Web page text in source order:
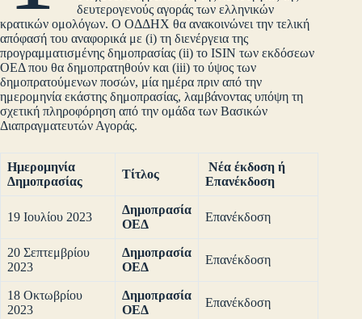
δευτερογενούς αγοράς των ελληνικών
κρατικών ομολόγων. Ο ΟΔΔΗΧ θα ανακοινώνει την τελική
απόφασή του αναφορικά με (i) τη διενέργεια της
προγραμματισμένης δημοπρασίας (ii) το ISIN των εκδόσεων
ΟΕΔ που θα δημοπρατηθούν και (iii) το ύψος των
δημοπρατούμενων ποσών, μία ημέρα πριν από την
ημερομηνία εκάστης δημοπρασίας, λαμβάνοντας υπόψη τη
σχετική πληροφόρηση από την ομάδα των Βασικών
Διαπραγματευτών Αγοράς.
Ημερομηνία
Δημοπρασίας
Τίτλος
Νέα έκδοση ή
Επανέκδοση
19 Ιουλίου 2023
Δημοπρασία
ΟΕΔ
Επανέκδοση
20 Σεπτεμβρίου
2023
Δημοπρασία
ΟΕΔ
Επανέκδοση
18 Οκτωβρίου
2023
Δημοπρασία
ΟΕΔ
Επανέκδοση